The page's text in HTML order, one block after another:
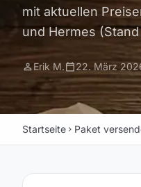
mit aktuellen
und Hermes
personErik M.calendar_today22. März
Startseite chevron_right Paket